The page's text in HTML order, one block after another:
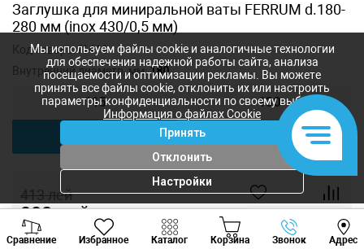
Заглушка для миниральной ваты FERRUM d.180-
280 мм (inox 430/0,5 мм)
Код товара:f1411
Внутренний диаметр, мм:180
115 130
413лей
332лей
Сравнение Избранное Каталог Корзина Звонок Адрес
Viber Whatsapp
Мы используем файлы cookie и аналогичные технологии
для обеспечения надежной работы сайта, анализа
посещаемости и оптимизации рекламы. Вы можете
принять все файлы cookie, отклонить их или настроить
параметры конфиденциальности по своему выбору.
Информация о файлах Cookie
Принять
Отклонить
Настройки